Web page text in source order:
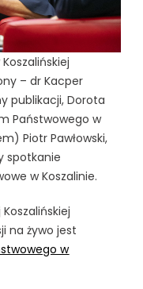
– dr Kacper
publikacji, Dorota
Państwowego w
Piotr Pawłowski,
spotkanie
w Koszalinie.
na żywo jest
w